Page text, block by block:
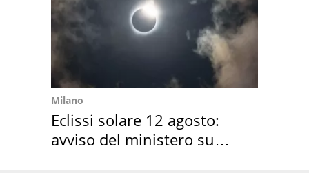
Milano
Eclissi solare 12 agosto:
avviso del ministero su